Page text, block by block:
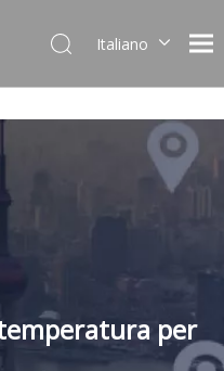
Italiano
per